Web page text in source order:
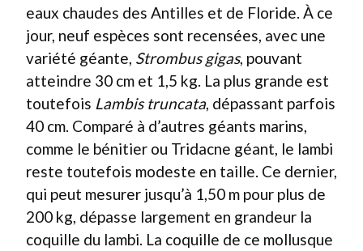
eaux chaudes des Antilles et de Floride. À ce
jour, neuf espèces sont recensées, avec une
variété géante, Strombus gigas, pouvant
atteindre 30 cm et 1,5 kg. La plus grande est
toutefois Lambis truncata, dépassant parfois
40 cm. Comparé à d’autres géants marins,
comme le bénitier ou Tridacne géant, le lambi
reste toutefois modeste en taille. Ce dernier,
qui peut mesurer jusqu’à 1,50 m pour plus de
200 kg, dépasse largement en grandeur la
coquille du lambi. La coquille de ce mollusque